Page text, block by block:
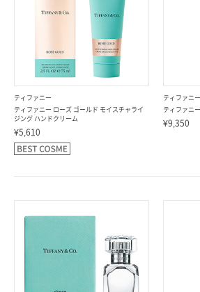
ティファニー
ティファニー ローズ ゴールド モイスチャライ
ジング ハンドクリーム
¥5,610
ティファニー
ティファニ
¥9,350